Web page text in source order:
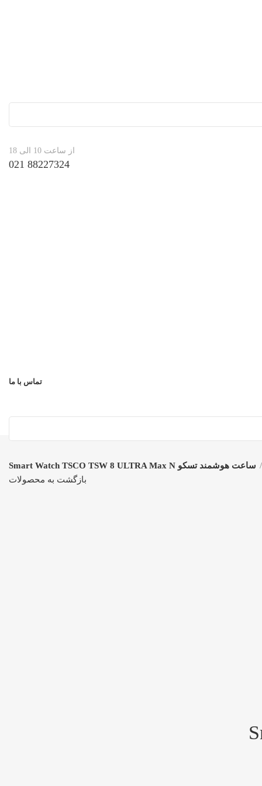
از ساعت 10 الی 18
88227324 021
تماس با ما
ساعت هوشمند تسکو Smart Watch TSCO TSW 8 ULTRA Max N
بازگشت به محصولات